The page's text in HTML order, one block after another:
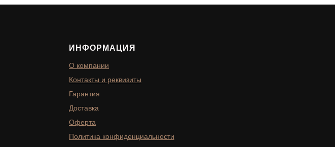
ИНФОРМАЦИЯ
О компании
Контакты и реквизиты
Гарантия
Доставка
Оферта
Политика конфиденциальности